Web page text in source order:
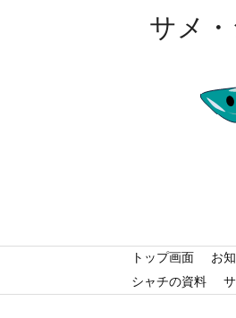
サメ
トップ画面 お
シャチの資料